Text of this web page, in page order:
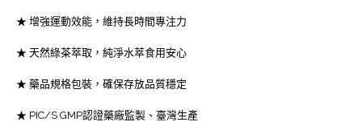
★ 增強運動效能，維持長時間專注力
★ 天然綠茶萃取，純淨水萃食用安心
★ 藥品規格包裝，確保存放品質穩定
★ PIC/S GMP認證藥廠監製、臺灣生產